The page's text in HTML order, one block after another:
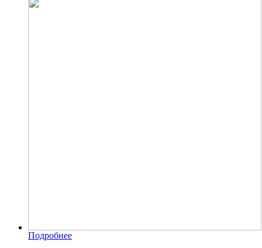
Подробнее